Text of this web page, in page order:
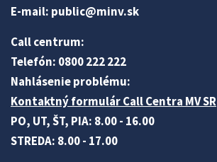
E-mail: public@minv.sk
Call centrum:
Telefón: 0800 222 222
Nahlásenie problému:
Kontaktný formulár Call Centra MV SR
PO, UT, ŠT, PIA: 8.00 - 16.00
STREDA: 8.00 - 17.00